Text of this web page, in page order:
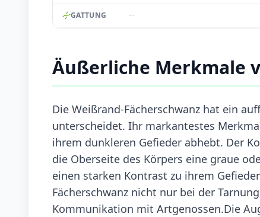
GATTUNG --
Äußerliche Merkmale
Die Weißrand-Fächerschwanz hat ein
unterscheidet. Ihr markantestes
ihrem dunkleren Gefieder abhebt. Der
die Oberseite des Körpers eine graue
einen starken Kontrast zu ihrem
Fächerschwanz nicht nur bei der
Kommunikation mit Artgenossen.Die